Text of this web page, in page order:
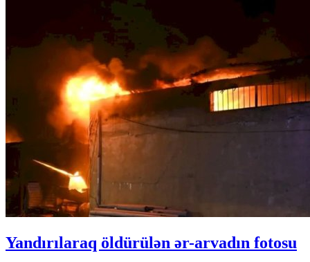
Yandırılaraq öldürülən ər-arvadın fotosu